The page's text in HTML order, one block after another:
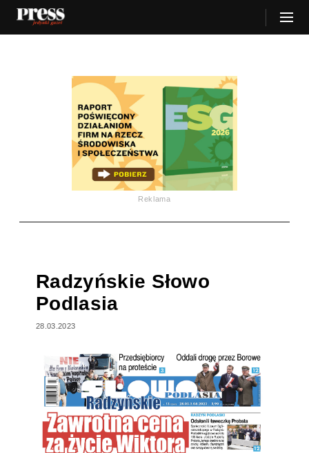
Reklama
Radzyńskie Słowo
Podlasia
28.03.2023